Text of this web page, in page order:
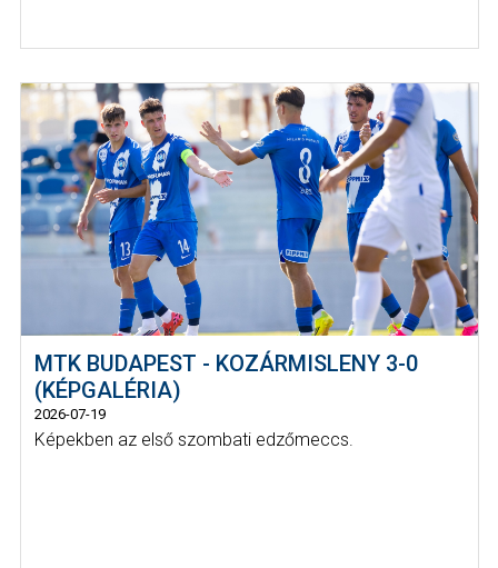
MTK BUDAPEST - KOZÁRMISLENY 3-0
(KÉPGALÉRIA)
2026-07-19
Képekben az első szombati edzőmeccs.